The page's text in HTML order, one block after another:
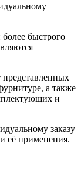
быстрого
представленных
а также
и
заказу
её применения.